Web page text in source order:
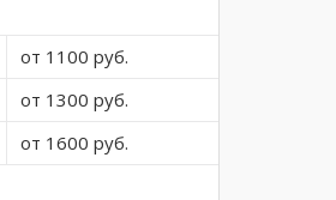
от 1100 руб.
от 1300 руб.
от 1600 руб.